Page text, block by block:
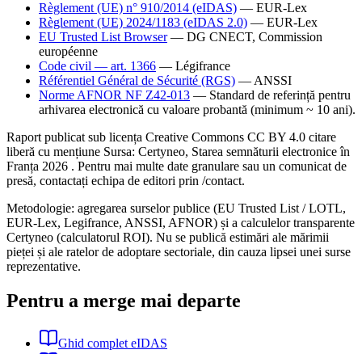
Règlement (UE) n° 910/2014 (eIDAS) — EUR-Lex
Règlement (UE) 2024/1183 (eIDAS 2.0) — EUR-Lex
EU Trusted List Browser — DG CNECT, Commission
européenne
Code civil — art. 1366 — Légifrance
Référentiel Général de Sécurité (RGS) — ANSSI
Norme AFNOR NF Z42-013 — Standard de referință pentru
arhivarea electronică cu valoare probantă (minimum ~ 10 ani).
Raport publicat sub licența Creative Commons CC BY 4.0 citare
liberă cu mențiune Sursa: Certyneo, Starea semnăturii electronice în
Franța 2026 . Pentru mai multe date granulare sau un comunicat de
presă, contactați echipa de editori prin /contact.
Metodologie: agregarea surselor publice (EU Trusted List / LOTL,
EUR-Lex, Legifrance, ANSSI, AFNOR) și a calculelor transparente
Certyneo (calculatorul ROI). Nu se publică estimări ale mărimii
pieței și ale ratelor de adoptare sectoriale, din cauza lipsei unei surse
reprezentative.
Pentru a merge mai departe
Ghid complet eIDAS